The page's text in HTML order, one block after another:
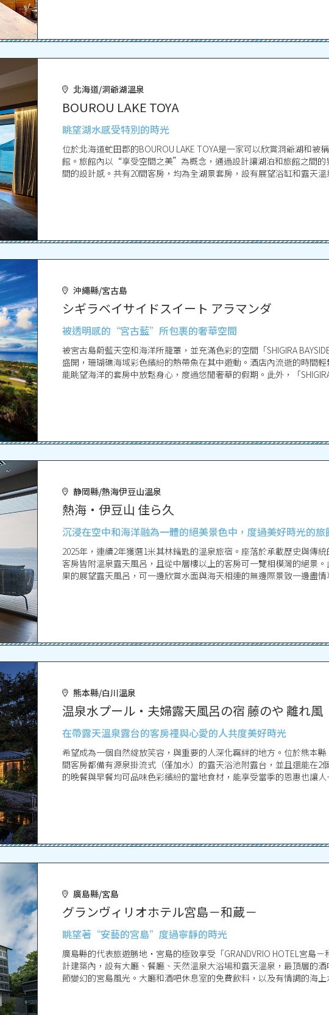
北海道/洞爺湖溫泉
BOUROU LAKE TOYA
眺望湖水感受特別的時光
位於北海道虻田郡的BOUROU LAKE TOYA是一家可以欣賞洞爺湖和被
館。旅館內以“享受空間之美”為概念，通過設計讓湖泊和旅館之間的
間的設計感。共有20間客房，均為全湖景套房，設有展望浴缸和露天
沖繩縣/宮古島
シギラベイサイドスイート アラマンダ
被透明感的“宮古藍”所包裹的奢華空間
被宮古島蔚藍天空和海洋所籠罩，並充滿色彩的空間「SHIGIRA
盛開，珊瑚礁海域彩色繽紛的熱帶魚在其中遊動。酒店內流逝的時間
能眺望海洋的套房中放鬆身心，度過悠閒奢華的假期。此外，「SHIGIRA
静岡縣/熱海伊豆山溫泉
熱海・伊豆山 佳ら久
沉浸在空中和海洋融為一體的絕美景色中，度過美好時光的旅
2025年，連續2年獲選1米其林鑰匙的溫泉旅宿。座落於承載歷史與傳
客房皆附溫泉露天風呂，且從中層樓以上的客房可一覽相模灣的絕景
果的展望露天風呂，可一邊欣賞水面與海天相連的無邊際景致一邊盡
熊本縣/白川溫泉
温泉水プール・夫婦露天風呂の宿 藤のや 離れ風
在帶露天溫泉露台的客房裡與心愛的人共度美好時光
希望成為一個自然綻放笑容，與重要的人深化羈絆的地方。位於熊本
間客房都備有源泉掛流式（僅加水）的露天浴池附露台，並且還能在2
的晚餐與早餐均可品味色彩繽紛的當地食材，能享受當季的恩惠也讓
廣島縣/宮島
グランヴィリオホテル宮島－和蔵－
眺望著“安藝的宮島”度過寧靜的時光
廣島縣的代表旅遊勝地・宮島的極致享受「GRANDVRIO HOTEL宮島
計建築內，設有大廳、餐廳、天然溫泉大浴場和露天溫泉，最頂層的
節變幻的宮島風光。大廳和酒吧休息室的免費飲料，以及有情調的海